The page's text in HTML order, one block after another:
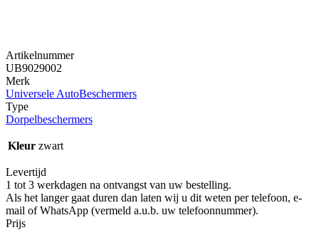
Artikelnummer
UB9029002
Merk
Universele AutoBeschermers
Type
Dorpelbeschermers
Kleur zwart
Levertijd
1 tot 3 werkdagen na ontvangst van uw bestelling.
Als het langer gaat duren dan laten wij u dit weten per telefoon, e-
mail of WhatsApp (vermeld a.u.b. uw telefoonnummer).
Prijs